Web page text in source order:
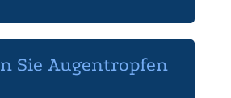
Sie Augentropfen